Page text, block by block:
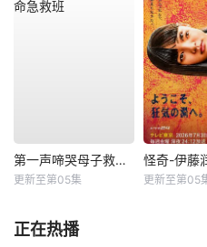
第一声啼哭母子救命急救班
更新至第05集 更新至第05
正在热播